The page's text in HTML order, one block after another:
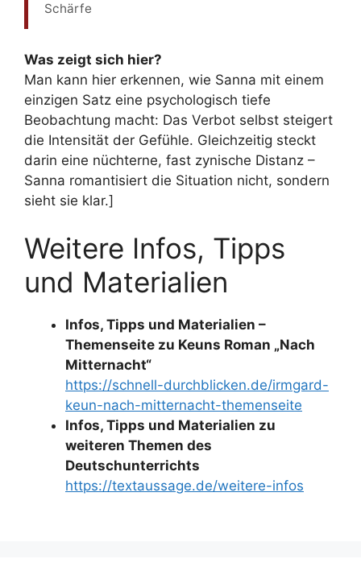
Schärfe
Was zeigt sich hier?
Man kann hier erkennen, wie Sanna mit einem
einzigen Satz eine psychologisch tiefe
Beobachtung macht: Das Verbot selbst steigert
die Intensität der Gefühle. Gleichzeitig steckt
darin eine nüchterne, fast zynische Distanz –
Sanna romantisiert die Situation nicht, sondern
sieht sie klar.]
Weitere Infos, Tipps
und Materialien
Infos, Tipps und Materialien –
Themenseite zu Keuns Roman „Nach
Mitternacht“
https://schnell-durchblicken.de/irmgard-
keun-nach-mitternacht-themenseite
Infos, Tipps und Materialien zu
weiteren Themen des
Deutschunterrichts
https://textaussage.de/weitere-infos